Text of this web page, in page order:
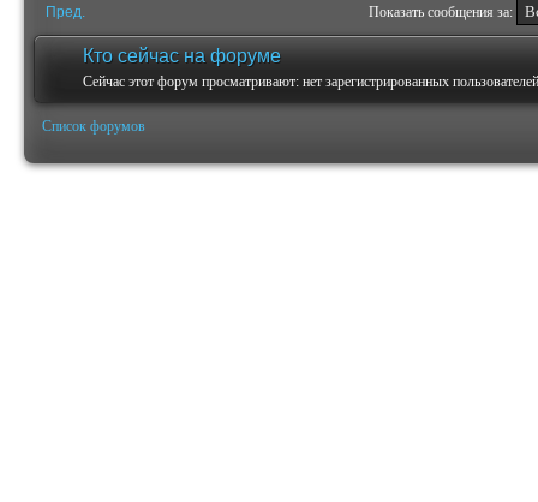
Пред. Показать сообщения за:
Кто сейчас на форуме
Сейчас этот форум просматривают: нет зарегистрированных
Список форумов